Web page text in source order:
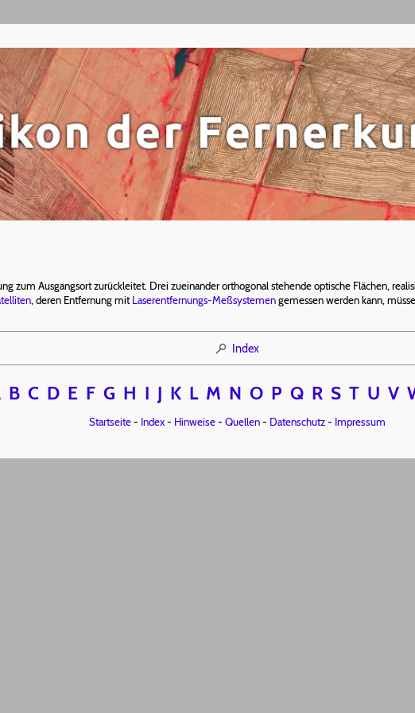
zum Ausgangsort zurückleitet. Drei zueinander orthogonal stehende optische Flächen,
, deren Entfernung mitLaserentfernungs-Meßsystemengemessen werden kann,
Index
B C D E F G H I J K L M N O P Q R S T U V
Startseite- Index- Hinweise- Quellen- Datenschutz- Impressum